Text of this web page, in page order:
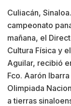
Culiacán,
campeonato
mañana, el
Cultura Física y
Aguilar, recibió
Fco. Aarón
Olimpiada
a tierras